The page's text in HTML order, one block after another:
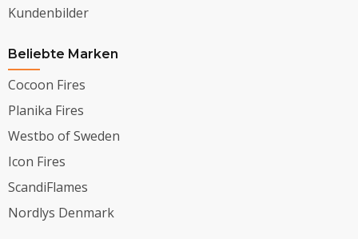
Kundenbilder
Beliebte Marken
Cocoon Fires
Planika Fires
Westbo of Sweden
Icon Fires
ScandiFlames
Nordlys Denmark